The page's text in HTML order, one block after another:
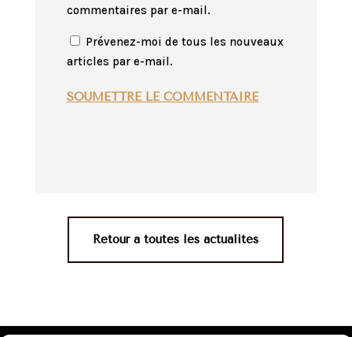
commentaires par e-mail.
Prévenez-moi de tous les nouveaux
articles par e-mail.
SOUMETTRE LE COMMENTAIRE
Retour à toutes les actualités